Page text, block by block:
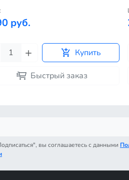
руб.
Купить
Быстрый заказ
вы соглашаетесь с данными